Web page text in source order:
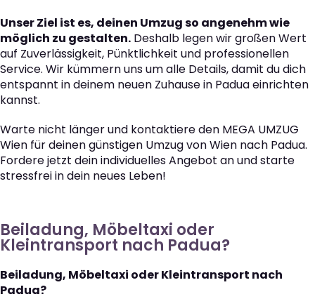
Unser Ziel ist es, deinen Umzug so angenehm wie
möglich zu gestalten. Deshalb legen wir großen Wert
auf Zuverlässigkeit, Pünktlichkeit und professionellen
Service. Wir kümmern uns um alle Details, damit du dich
entspannt in deinem neuen Zuhause in Padua einrichten
kannst.
Warte nicht länger und kontaktiere den MEGA UMZUG
Wien für deinen günstigen Umzug von Wien nach Padua.
Fordere jetzt dein individuelles Angebot an und starte
stressfrei in dein neues Leben!
Beiladung, Möbeltaxi oder
Kleintransport nach Padua?
Beiladung, Möbeltaxi oder Kleintransport nach
Padua?